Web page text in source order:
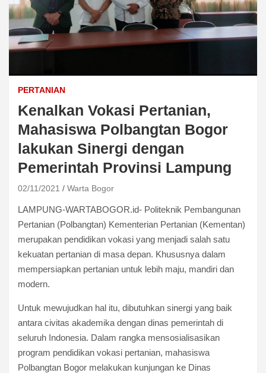
PERTANIAN
Kenalkan Vokasi Pertanian,
Mahasiswa Polbangtan Bogor
lakukan Sinergi dengan
Pemerintah Provinsi Lampung
02/11/2021 Warta Bogor
LAMPUNG-WARTABOGOR.id- Politeknik Pembangunan
Pertanian (Polbangtan) Kementerian Pertanian (Kementan)
merupakan pendidikan vokasi yang menjadi salah satu
kekuatan pertanian di masa depan. Khususnya dalam
mempersiapkan pertanian untuk lebih maju, mandiri dan
modern.
Untuk mewujudkan hal itu, dibutuhkan sinergi yang baik
antara civitas akademika dengan dinas pemerintah di
seluruh Indonesia. Dalam rangka mensosialisasikan
program pendidikan vokasi pertanian, mahasiswa
Polbangtan Bogor melakukan kunjungan ke Dinas